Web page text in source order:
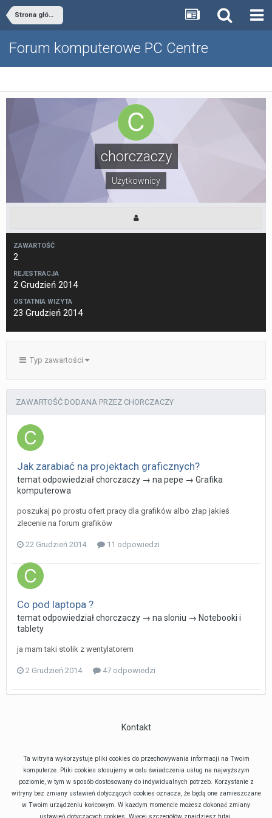
Strona główna
Forum komputerowe PC Centre
chorczaczy
Użytkownicy
ZAWARTOŚĆ
2
REJESTRACJA
2 Grudzień 2014
OSTATNIA WIZYTA
23 Grudzień 2014
Typ zawartości
ZAWARTOŚĆ DODANA PRZEZ CHORCZACZY
Jak zarabiać na projektach graficznych?
temat odpowiedziałchorczaczy → na pepe → Grafika
komputerowa
poszukaj po prostu ofert pracy dla grafików albo złap jakieś
zlecenie na forum grafików
22 Grudzień 2014 11 odpowiedzi
Co pod laptopa ?
temat odpowiedziałchorczaczy → na sloniu → Notebooki i
tablety
ja mam taki stolik z wentylatorem
2 Grudzień 2014 47 odpowiedzi
Kontakt
Ta witryna wykorzystuje pliki cookies do przechowywania informacji na Twoim
komputerze. Pliki cookies stosujemy w celu świadczenia usług na najwyższym
poziomie, w tym w sposób dostosowany do indywidualnych potrzeb. Korzystanie z
witryny bez zmiany ustawień dotyczących cookies oznacza, że będą one zamieszczane
w Twoim urządzeniu końcowym. W każdym momencie możesz dokonać zmiany